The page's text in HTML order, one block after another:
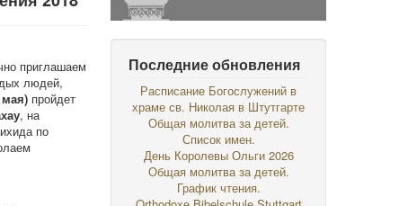
приглашаем
людей,
пройдет
, на
по
Последние обновления
Расписание Богослужений в
храме св. Николая в Штутгарте
Общая молитва за детей.
Список имен.
День Королевы Ольги 2026
Общая молитва за детей.
График чтения.